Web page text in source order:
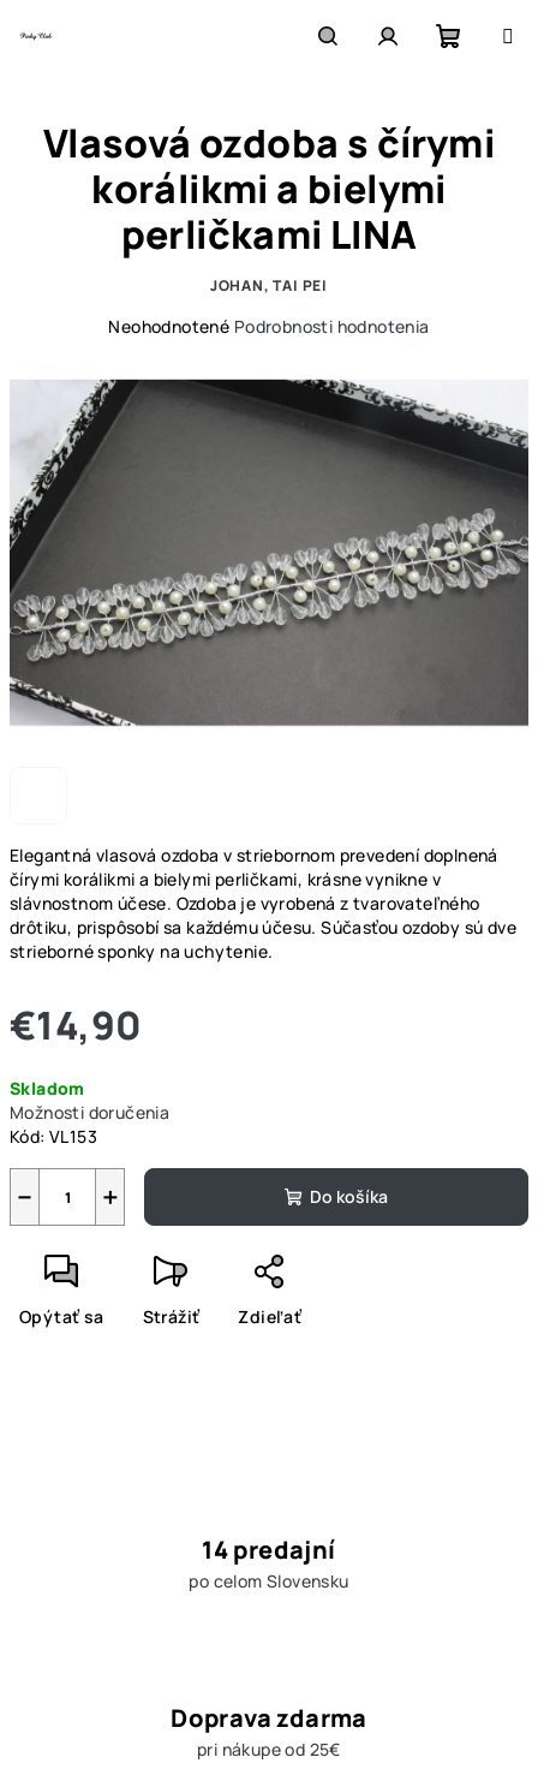
košík
Elegantná vlasová ozdoba v striebornom prevedení doplnená
čírymi korálikmi a bielymi perličkami, krásne vynikne v
slávnostnom účese. Ozdoba je vyrobená z tvarovateľného
drôtiku, prispôsobí sa každému účesu. Súčasťou ozdoby sú dve
strieborné sponky na uchytenie.
€14,90
cena:
Skladom
Možnosti doručenia
Kód: VL153
+
− Do košíka
Opýtať sa Strážiť Zdieľať
Vlasová ozdoba s čírymi
korálikmi a bielymi
perličkami LINA
JOHAN, TAI PEI
Priemerné
produktu
je
0,0
Neohodnotené Podrobnosti hodnotenia
14 predajní
po celom Slovensku
Doprava zdarma
pri nákupe od 25€